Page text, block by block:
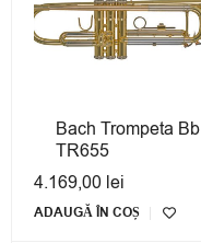
Bach Trompeta Bb
TR655
4.169,00 lei
ADAUGĂ ÎN COȘ